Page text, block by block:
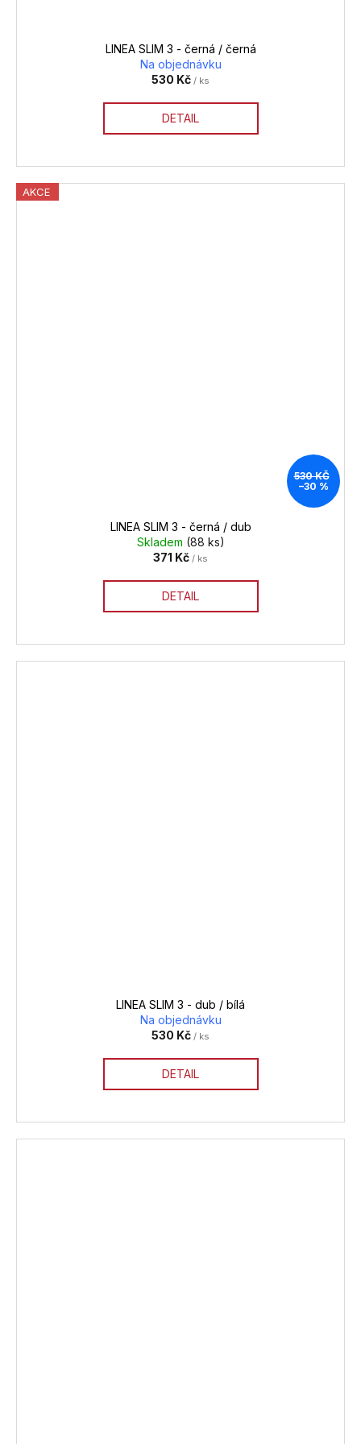
LINEA SLIM 3 - černá / černá
Na objednávku
530 Kč / ks
DETAIL
AKCE
530 KČ
–30 %
LINEA SLIM 3 - černá / dub
Skladem (88 ks)
371 Kč / ks
DETAIL
LINEA SLIM 3 - dub / bílá
Na objednávku
530 Kč / ks
DETAIL